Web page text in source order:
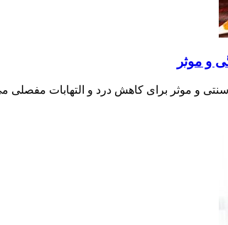
و موثر
و موثر برای کاهش درد و التهابات